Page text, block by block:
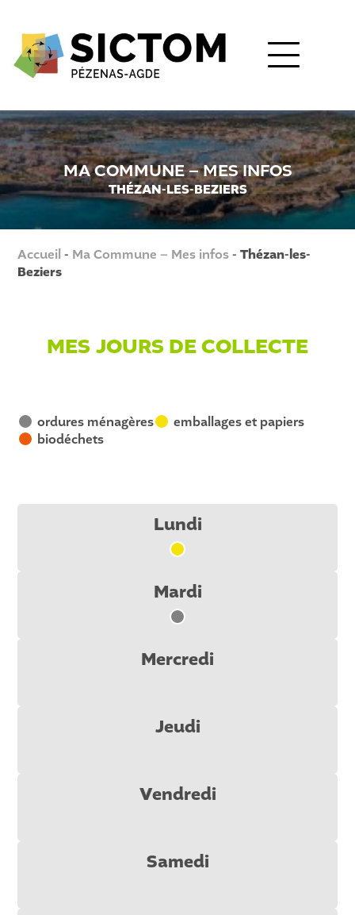
MA COMMUNE – MES INFOS
THÉZAN-LES-BEZIERS
Accueil - Ma Commune – Mes infos-Thézan-les-
Beziers
MES JOURS DE COLLECTE
V ordures ménagères emballages et papiers
R biodéchets
Lundi
Mardi
V
Mercredi
Jeudi
Vendredi
Samedi